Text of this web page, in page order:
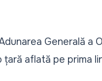
Generală a
aflată pe prima